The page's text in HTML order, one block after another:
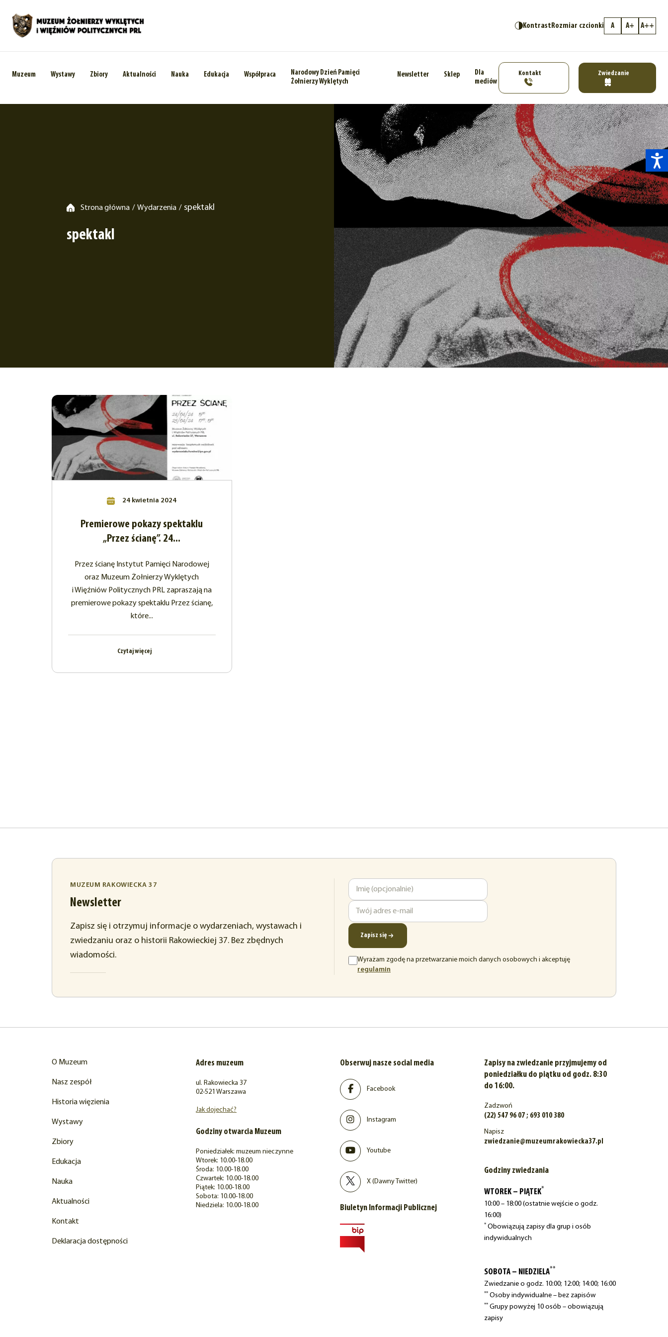
KontrastRozmiar czcionki A A+ A++
Muzeum Wystawy Zbiory Aktualności Nauka Edukacja Współpraca
Narodowy Dzień Pamięci
Żołnierzy Wyklętych
Newsletter Sklep
Dla
mediów
Kontakt Zwiedzanie
Strona główna / Wydarzenia / spektakl
spektakl
24 kwietnia 2024
Premierowe pokazy spektaklu
„Przez ścianę”. 24...
Przez ścianę Instytut Pamięci Narodowej
oraz Muzeum Żołnierzy Wyklętych
i Więźniów Politycznych PRL zapraszają na
premierowe pokazy spektaklu Przez ścianę,
które...
Czytaj więcej
MUZEUM RAKOWIECKA 37
Newsletter
Zapisz się i otrzymuj informacje o wydarzeniach, wystawach i
zwiedzaniu oraz o historii Rakowieckiej 37. Bez zbędnych
wiadomości.
Imię
Adres
e-
mail
Zapisz się
Wyrażam zgodę na przetwarzanie moich danych osobowych i akceptuję
regulamin
nowej
O Muzeum
Nasz zespół
Historia więzienia
Wystawy
Zbiory
Edukacja
Nauka
Aktualności
Kontakt
Deklaracja dostępności
Adres muzeum
ul. Rakowiecka 37
02-521 Warszawa
Jak dojechać?
Godziny otwarcia Muzeum
Poniedziałek: muzeum nieczynne
Wtorek: 10.00-18.00
Środa: 10.00-18.00
Czwartek: 10.00-18.00
Piątek: 10.00-18.00
Sobota: 10.00-18.00
Niedziela: 10.00-18.00
Obserwuj nasze social media
Facebook
Instagram
Youtube
X (Dawny Twitter)
Biuletyn Informacji Publicznej
Zapisy na zwiedzanie przyjmujemy od
poniedziałku do piątku od godz. 8:30
do 16:00.
Zadzwoń
(22) 547 96 07 ; 693 010 380
Napisz
zwiedzanie@muzeumrakowiecka37.pl
Godziny zwiedzania
WTOREK – PIĄTEK*
10:00 – 18:00 (ostatnie wejście o godz.
16:00)
* Obowiązują zapisy dla grup i osób
indywidualnych
SOBOTA – NIEDZIELA**
Zwiedzanie o godz. 10:00; 12:00; 14:00; 16:00
** Osoby indywidualne – bez zapisów
** Grupy powyżej 10 osób – obowiązują
zapisy